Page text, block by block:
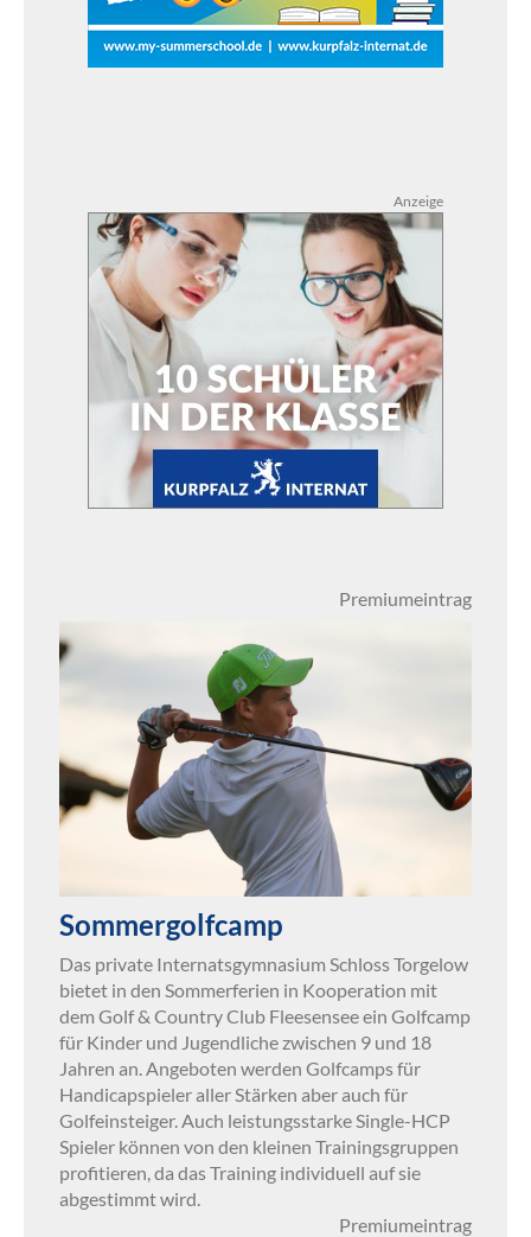
Anzeige
Premiumeintrag
Sommergolfcamp
Das private Internatsgymnasium Schloss Torgelow
bietet in den Sommerferien in Kooperation mit
dem Golf & Country Club Fleesensee ein Golfcamp
für Kinder und Jugendliche zwischen 9 und 18
Jahren an. Angeboten werden Golfcamps für
Handicapspieler aller Stärken aber auch für
Golfeinsteiger. Auch leistungsstarke Single-HCP
Spieler können von den kleinen Trainingsgruppen
profitieren, da das Training individuell auf sie
abgestimmt wird.
Premiumeintrag